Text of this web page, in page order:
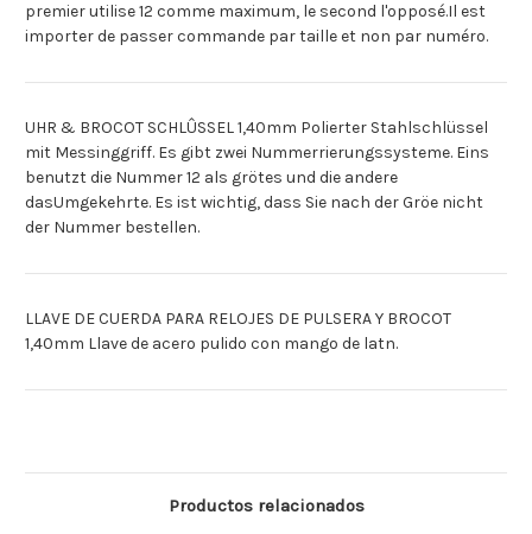
premier utilise 12 comme maximum, le second l'opposé.Il est
importer de passer commande par taille et non par numéro.
UHR & BROCOT SCHLÛSSEL 1,40mm Polierter Stahlschlüssel
mit Messinggriff. Es gibt zwei Nummerrierungssysteme. Eins
benutzt die Nummer 12 als grötes und die andere
dasUmgekehrte. Es ist wichtig, dass Sie nach der Gröe nicht
der Nummer bestellen.
LLAVE DE CUERDA PARA RELOJES DE PULSERA Y BROCOT
1,40mm Llave de acero pulido con mango de latn.
Productos relacionados